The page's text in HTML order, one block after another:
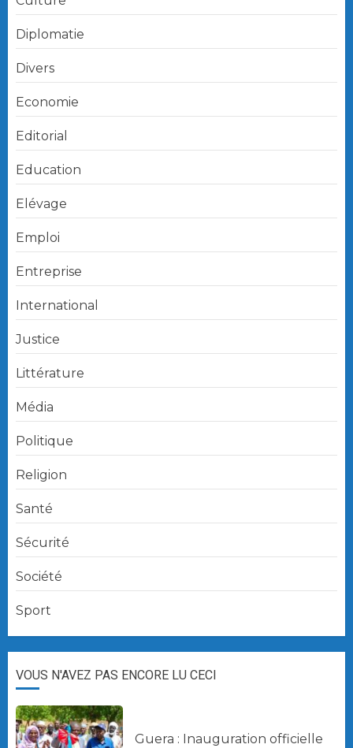
Diplomatie
Divers
Economie
Editorial
Education
Elévage
Emploi
Entreprise
International
Justice
Littérature
Média
Politique
Religion
Santé
Sécurité
Société
Sport
VOUS N'AVEZ PAS ENCORE LU CECI
Guera : Inauguration officielle